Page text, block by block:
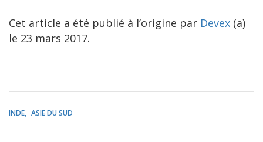
Cet article a été publié à l’origine par Devex (a)
le 23 mars 2017.
INDE ASIE DU SUD